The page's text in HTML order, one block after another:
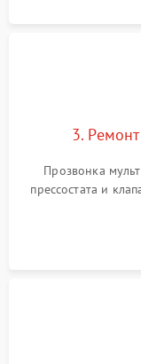
3.
Прозвонка
прессостата и